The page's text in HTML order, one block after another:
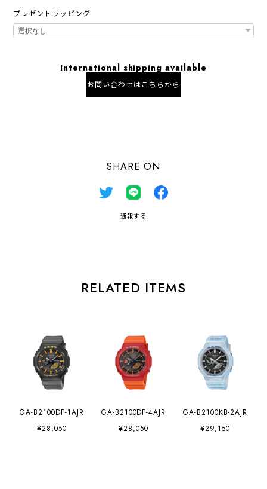
プレゼントラッピング
International shipping available
お問い合わせはこちらから
SHARE ON
通報する
RELATED ITEMS
GA-B2100DF-1AJR
¥28,050
GA-B2100DF-4AJR
¥28,050
GA-B2100KB-2AJR
¥29,150